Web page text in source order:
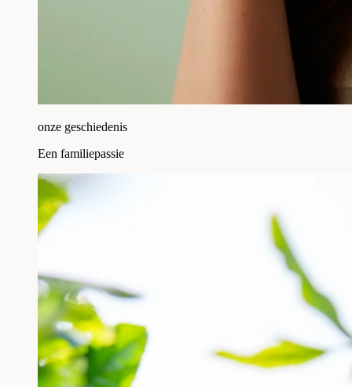
onze geschiedenis
Een familiepassie